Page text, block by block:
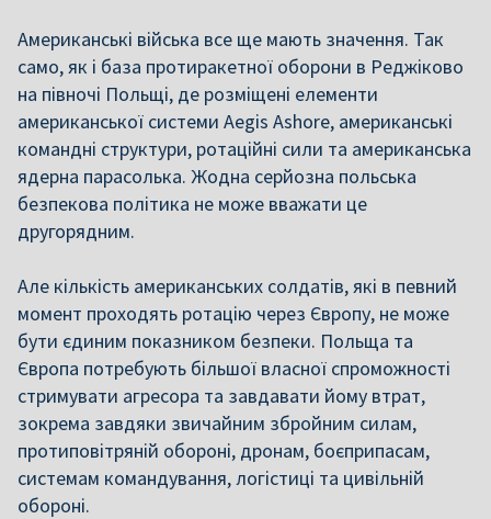
Американські війська все ще мають значення. Так
само, як і база протиракетної оборони в Реджіково
на півночі Польщі, де розміщені елементи
американської системи Aegis Ashore, американські
командні структури, ротаційні сили та американська
ядерна парасолька. Жодна серйозна польська
безпекова політика не може вважати це
другорядним.
Але кількість американських солдатів, які в певний
момент проходять ротацію через Європу, не може
бути єдиним показником безпеки. Польща та
Європа потребують більшої власної спроможності
стримувати агресора та завдавати йому втрат,
зокрема завдяки звичайним збройним силам,
протиповітряній обороні, дронам, боєприпасам,
системам командування, логістиці та цивільній
обороні.